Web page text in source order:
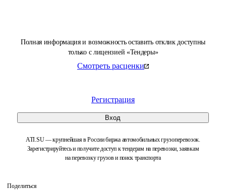
Полная информация и возможность оставить отклик доступны
только с лицензией «Тендеры»
Смотреть расценки
Регистрация
Вход
ATI.SU — крупнейшая в России биржа автомобильных грузоперевозок.
Зарегистрируйтесь и получите доступ к тендерам на перевозки, заявкам
на перевозку грузов и поиск транспорта
Поделиться